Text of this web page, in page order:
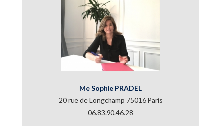
Me Sophie PRADEL
20 rue de Longchamp 75016 Paris
06.83.90.46.28